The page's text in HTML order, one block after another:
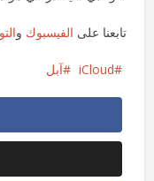
تابعنا على الفيسبوك و
iCloud آبل